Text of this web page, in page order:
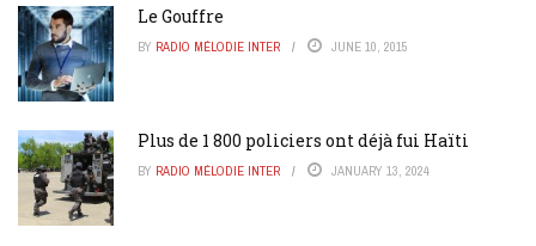
Le Gouffre
BY RADIO MÉLODIE INTER JUNE 10, 2015
Plus de 1 800 policiers ont déjà fui Haïti
BY RADIO MÉLODIE INTER JANUARY 13, 2024